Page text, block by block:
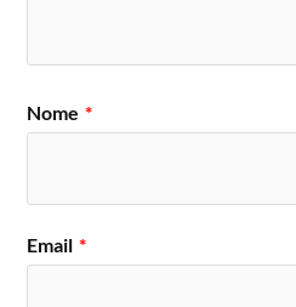
Nome *
Email *